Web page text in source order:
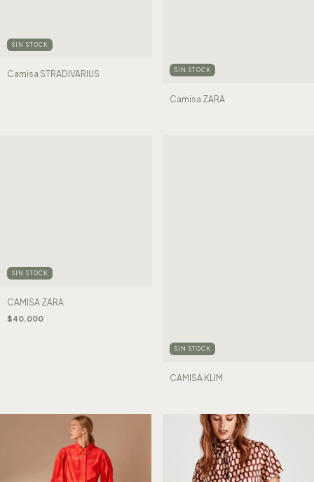
SIN STOCK
Camisa STRADIVARIUS SIN STOCK
Camisa ZARA
SIN STOCK
CAMISA ZARA
$40.000
SIN STOCK
CAMISA KLIM